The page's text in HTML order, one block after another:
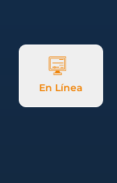
En Línea